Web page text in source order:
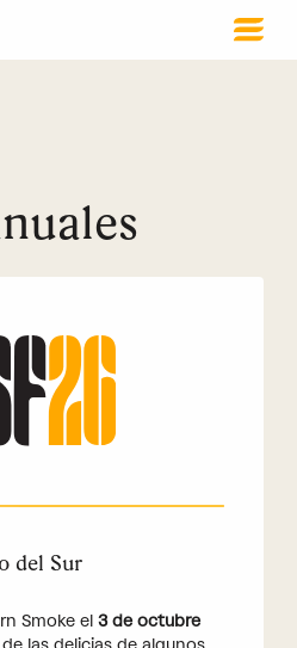
del Sur
Smoke el 3 de octubre